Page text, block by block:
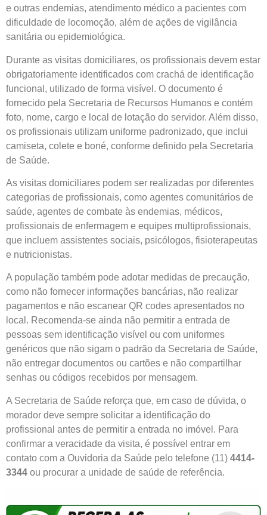
e outras endemias, atendimento médico a pacientes com
dificuldade de locomoção, além de ações de vigilância
sanitária ou epidemiológica.
Durante as visitas domiciliares, os profissionais devem estar
obrigatoriamente identificados com crachá de identificação
funcional, utilizado de forma visível. O documento é
fornecido pela Secretaria de Recursos Humanos e contém
foto, nome, cargo e local de lotação do servidor. Além disso,
os profissionais utilizam uniforme padronizado, que inclui
camiseta, colete e boné, conforme definido pela Secretaria
de Saúde.
As visitas domiciliares podem ser realizadas por diferentes
categorias de profissionais, como agentes comunitários de
saúde, agentes de combate às endemias, médicos,
profissionais de enfermagem e equipes multiprofissionais,
que incluem assistentes sociais, psicólogos, fisioterapeutas
e nutricionistas.
A população também pode adotar medidas de precaução,
como não fornecer informações bancárias, não realizar
pagamentos e não escanear QR codes apresentados no
local. Recomenda-se ainda não permitir a entrada de
pessoas sem identificação visível ou com uniformes
genéricos que não sigam o padrão da Secretaria de Saúde,
não entregar documentos ou cartões e não compartilhar
senhas ou códigos recebidos por mensagem.
A Secretaria de Saúde reforça que, em caso de dúvida, o
morador deve sempre solicitar a identificação do
profissional antes de permitir a entrada no imóvel. Para
confirmar a veracidade da visita, é possível entrar em
contato com a Ouvidoria da Saúde pelo telefone (11) 4414-
3344 ou procurar a unidade de saúde de referência.